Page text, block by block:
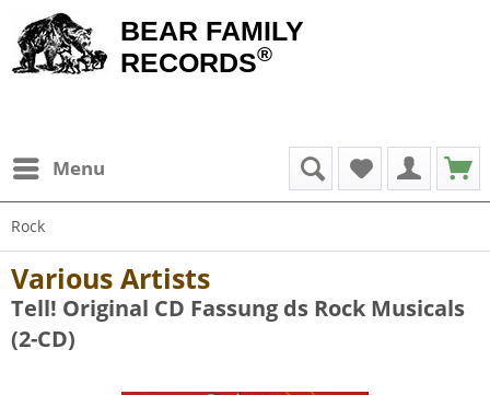
BEAR FAMILY
RECORDS®
Menu
Rock
Various Artists
Tell! Original CD Fassung ds Rock Musicals
(2-CD)